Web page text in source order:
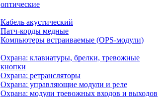
оптические
Кабель акустический
Патч-корды медные
Компьютеры встраиваемые (OPS-модули)
Охрана: клавиатуры, брелки, тревожные
кнопки
Охрана: ретрансляторы
Охрана: управляющие модули и реле
Охрана: модули тревожных входов и выходов